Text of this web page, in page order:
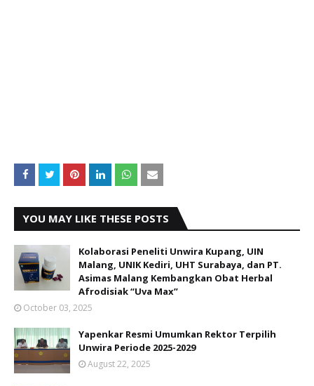
YOU MAY LIKE THESE POSTS
Kolaborasi Peneliti Unwira Kupang, UIN
Malang, UNIK Kediri, UHT Surabaya, dan PT.
Asimas Malang Kembangkan Obat Herbal
Afrodisiak “Uva Max”
October 03, 2025
Yapenkar Resmi Umumkan Rektor Terpilih
Unwira Periode 2025-2029
August 22, 2025